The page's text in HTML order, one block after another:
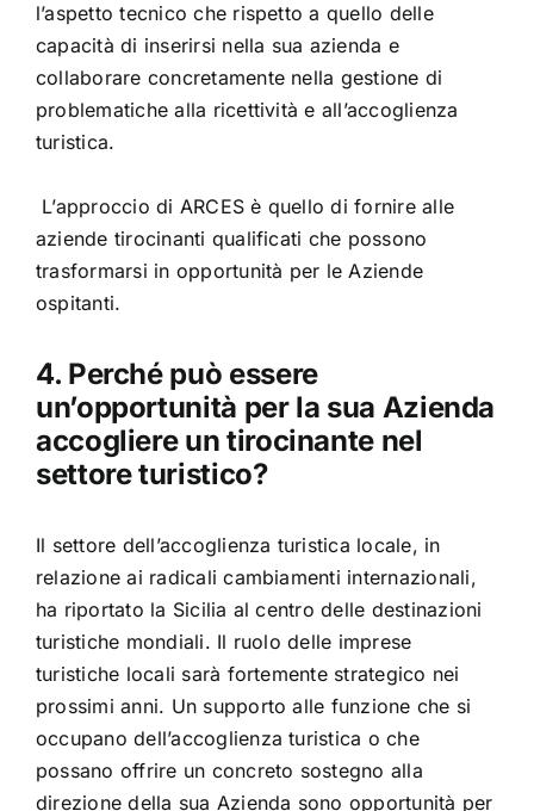
l’aspetto tecnico che rispetto a quello delle
capacità di inserirsi nella sua azienda e
collaborare concretamente nella gestione di
problematiche alla ricettività e all’accoglienza
turistica.
L’approccio di ARCES è quello di fornire alle
aziende tirocinanti qualificati che possono
trasformarsi in opportunità per le Aziende
ospitanti.
4. Perché può essere
un’opportunità per la sua Azienda
accogliere un tirocinante nel
settore turistico?
Il settore dell’accoglienza turistica locale, in
relazione ai radicali cambiamenti internazionali,
ha riportato la Sicilia al centro delle destinazioni
turistiche mondiali. Il ruolo delle imprese
turistiche locali sarà fortemente strategico nei
prossimi anni. Un supporto alle funzione che si
occupano dell’accoglienza turistica o che
possano offrire un concreto sostegno alla
direzione della sua Azienda sono opportunità per